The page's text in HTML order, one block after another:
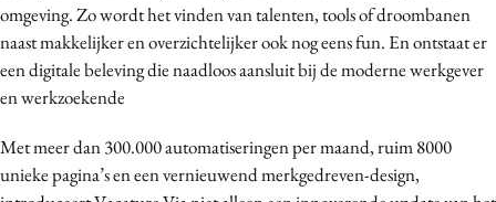
Effectiviteit
Gedragsverandering
Influencer marketing
Martech
Media
omgeving. Zo wordt het vinden van talenten, tools of droombanen
naast makkelijker en overzichtelijker ook nog eens fun. En ontstaat er
een digitale beleving die naadloos aansluit bij de moderne werkgever
en werkzoekende
Met meer dan 300.000 automatiseringen per maand, ruim 8000
unieke pagina’s en een vernieuwend merkgedreven-design,